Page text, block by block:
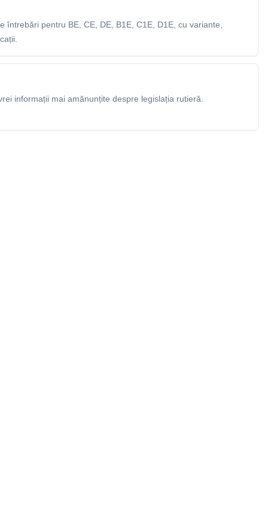
întrebări pentru BE, CE, DE, B1E, C1E, D1E, cu variante,
informații mai amănunțite despre legislația rutieră.